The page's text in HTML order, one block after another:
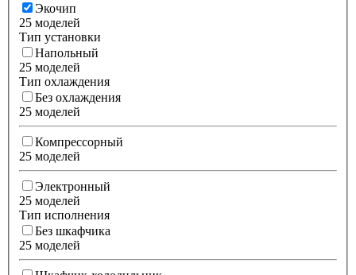
Экочип
25 моделей
Тип установки
Напольный
25 моделей
Тип охлаждения
Без охлаждения
25 моделей
Компрессорный
25 моделей
Электронный
25 моделей
Тип исполнения
Без шкафчика
25 моделей